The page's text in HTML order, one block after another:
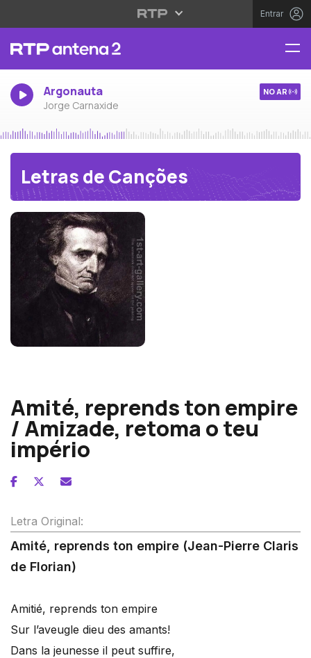
Entrar
Argonauta
Jorge Carnaxide
NO AR
Letras de Canções
Amité, reprends ton empire
/ Amizade, retoma o teu
império
Letra Original:
Amité, reprends ton empire (Jean-Pierre Claris
de Florian)
Amitié, reprends ton empire
Sur l’aveugle dieu des amants!
Dans la jeunesse il peut suffire,